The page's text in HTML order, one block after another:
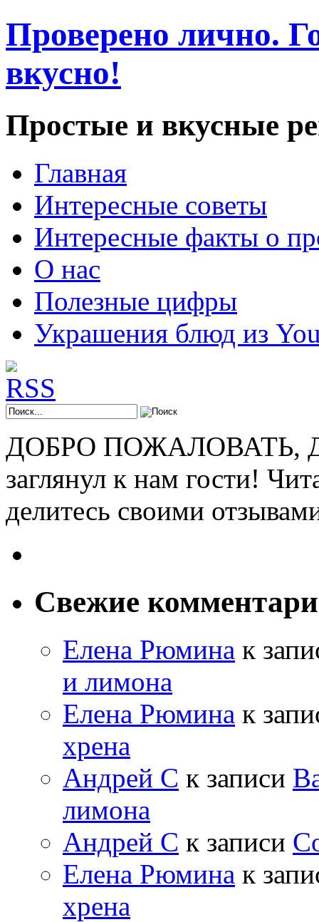
Проверено лично.
вкусно!
Простые и вкусные
Главная
Интересные советы
Интересные факты о
О нас
Полезные цифры
Украшения блюд из
ДОБРО ПОЖАЛОВАТЬ,
заглянул к нам гости!
делитесь своими
Свежие
Елена Рюмина к
и лимона
Елена Рюмина к
хрена
Андрей С к записи
лимона
Андрей С к записи
Елена Рюмина к
хрена